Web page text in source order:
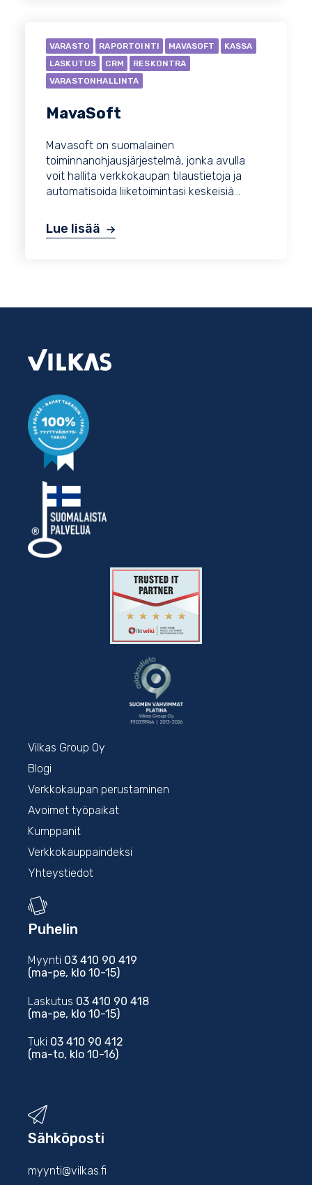
VARASTO RAPORTOINTI MAVASOFT
KASSA
LASKUTUS
CRM
RESKONTRA
VARASTONHALLINTA
MavaSoft
Mavasoft on suomalainen
toiminnanohjausjärjestelmä, jonka avulla
voit hallita verkkokaupan tilaustietoja ja
automatisoida liiketoimintasi keskeisiä...
Lue lisää
Vilkas Group Oy
Blogi
Verkkokaupan perustaminen
Avoimet työpaikat
Kumppanit
Verkkokauppaindeksi
Yhteystiedot
Puhelin
Myynti 03 410 90 419
(ma-pe, klo 10-15)
Laskutus 03 410 90 418
(ma-pe, klo 10-15)
Tuki 03 410 90 412
(ma-to, klo 10-16)
Sähköposti
myynti@vilkas.fi